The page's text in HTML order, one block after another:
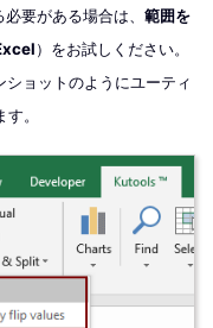
要がある場合は、 範囲を
）をお試しください。
ョットのようにユーティ
。